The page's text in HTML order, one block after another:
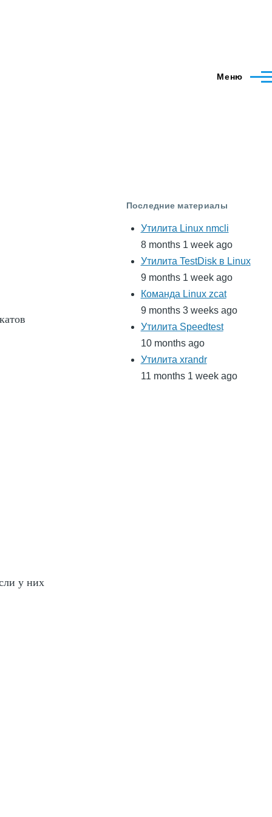
Меню
у них
Последние материалы
Утилита Linux nmcli
8 months 1 week ago
Утилита TestDisk в Linux
9 months 1 week ago
Команда Linux zcat
9 months 3 weeks ago
Утилита Speedtest
10 months ago
Утилита xrandr
11 months 1 week ago